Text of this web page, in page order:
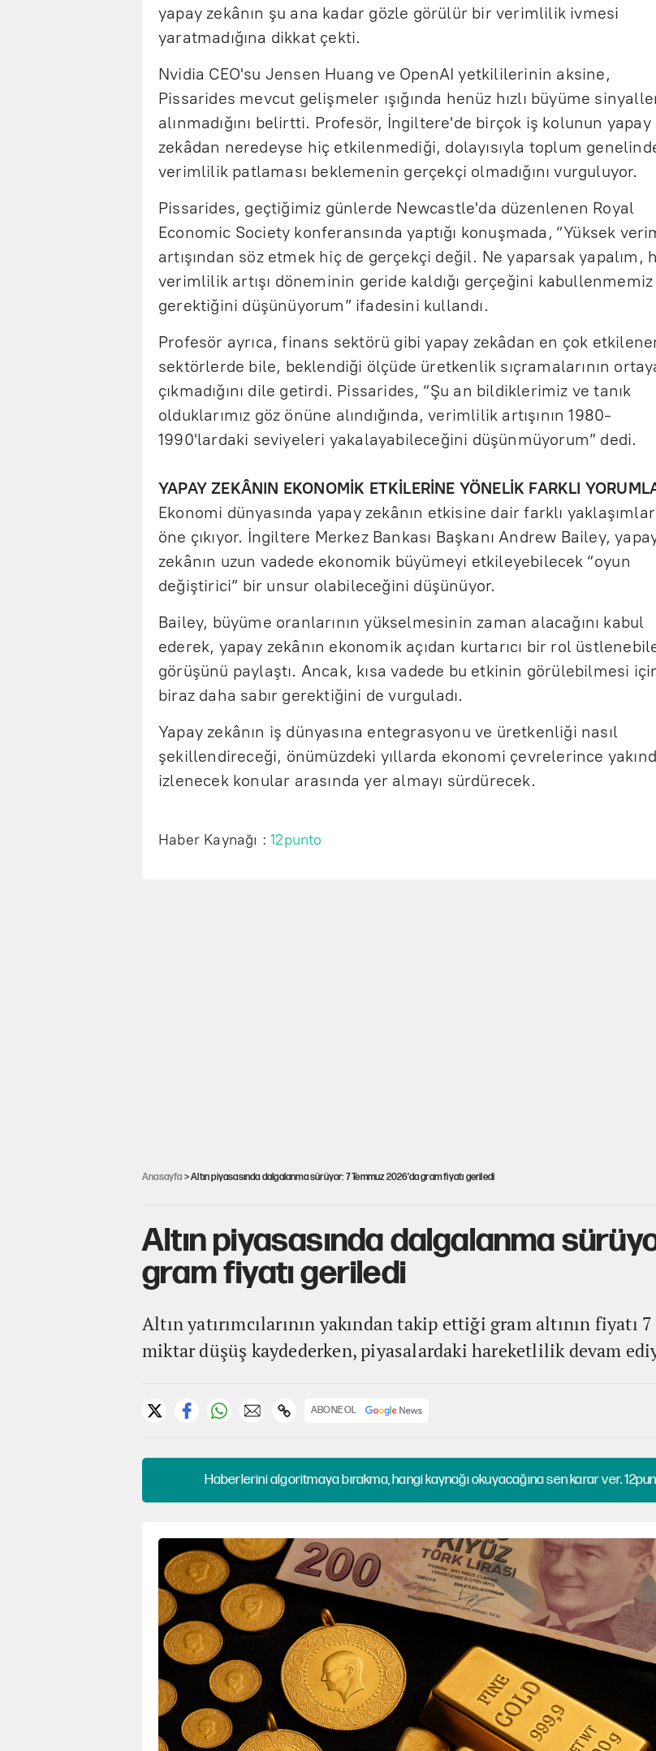
yapay zekânın şu ana kadar gözle görülür bir verimlilik ivmesi
yaratmadığına dikkat çekti.
Nvidia CEO'su Jensen Huang ve OpenAI yetkililerinin aksine,
Pissarides mevcut gelişmeler ışığında henüz hızlı büyüme
alınmadığını belirtti. Profesör, İngiltere'de birçok iş kolunun yapay
zekâdan neredeyse hiç etkilenmediği, dolayısıyla toplum
verimlilik patlaması beklemenin gerçekçi olmadığını vurguluyor.
Pissarides, geçtiğimiz günlerde Newcastle'da düzenlenen Royal
Economic Society konferansında yaptığı konuşmada, “Yüksek
artışından söz etmek hiç de gerçekçi değil. Ne yaparsak yapalım,
verimlilik artışı döneminin geride kaldığı gerçeğini kabullenmemiz
gerektiğini düşünüyorum” ifadesini kullandı.
Profesör ayrıca, finans sektörü gibi yapay zekâdan en çok
sektörlerde bile, beklendiği ölçüde üretkenlik sıçramalarının
çıkmadığını dile getirdi. Pissarides, “Şu an bildiklerimiz ve tanık
olduklarımız göz önüne alındığında, verimlilik artışının 1980-
1990'lardaki seviyeleri yakalayabileceğini düşünmüyorum” dedi.
YAPAY ZEKÂNIN EKONOMİK ETKİLERİNE YÖNELİK FARKLI
Ekonomi dünyasında yapay zekânın etkisine dair farklı
öne çıkıyor. İngiltere Merkez Bankası Başkanı Andrew Bailey,
zekânın uzun vadede ekonomik büyümeyi etkileyebilecek “oyun
değiştirici” bir unsur olabileceğini düşünüyor.
Bailey, büyüme oranlarının yükselmesinin zaman alacağını kabul
ederek, yapay zekânın ekonomik açıdan kurtarıcı bir rol
görüşünü paylaştı. Ancak, kısa vadede bu etkinin görülebilmesi
biraz daha sabır gerektiğini de vurguladı.
Yapay zekânın iş dünyasına entegrasyonu ve üretkenliği nasıl
şekillendireceği, önümüzdeki yıllarda ekonomi çevrelerince
izlenecek konular arasında yer almayı sürdürecek.
Haber Kaynağı :12punto
Anasayfa > Altın piyasasında dalgalanma sürüyor: 7 Temmuz 2026’da gram fiyatı geriledi
Altın piyasasında dalgalanma
gram fiyatı geriledi
Altın yatırımcılarının yakından takip ettiği gram altının fiyatı
miktar düşüş kaydederken, piyasalardaki hareketlilik devam
ABONE OL
Haberlerini algoritmaya bırakma, hangi kaynağı okuyacağına sen karar ver.